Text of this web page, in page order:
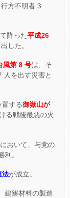
方不明者 3
降った平成26
した。
風第 8 号は、そ
人を出す災害と
する御嶽山が
る戦後最悪の火
おいて、与党の
。
法が成立。
築材料の製造